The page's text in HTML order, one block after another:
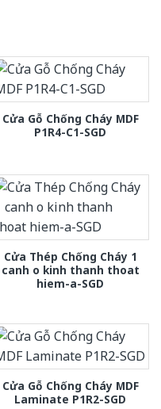
Cửa Gỗ Chống Cháy MDF
P1R4-C1-SGD
Cửa Thép Chống Cháy 1
canh o kinh thanh thoat
hiem-a-SGD
Cửa Gỗ Chống Cháy MDF
Laminate P1R2-SGD